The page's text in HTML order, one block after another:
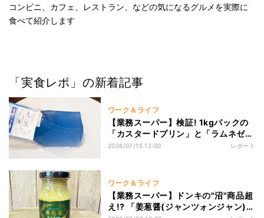
コンビニ、カフェ、レストラン、などの気になるグルメを実際に
食べて紹介します
「実食レポ」の新着記事
ワーク＆ライフ
【業務スーパー】検証! 1kgパックの
「カスタードプリン」と「ラムネゼリ
ー」をガチ食べしたら、ほぼバケツプ
2026/07/15 12:00 レポート
ワーク＆ライフ
【業務スーパー】ドンキの"沼"商品超
え!? 「姜葱醤(ジャンツォンジャン)」